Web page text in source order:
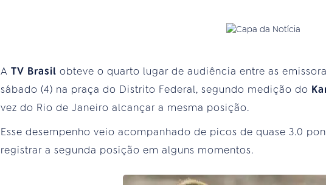
A TV Brasil obteve o quarto lugar de audiência entre as
sábado (4) na praça do Distrito Federal, segundo medição do
vez do Rio de Janeiro alcançar a mesma posição.
Esse desempenho veio acompanhado de picos de quase 3.0
registrar a segunda posição em alguns momentos.